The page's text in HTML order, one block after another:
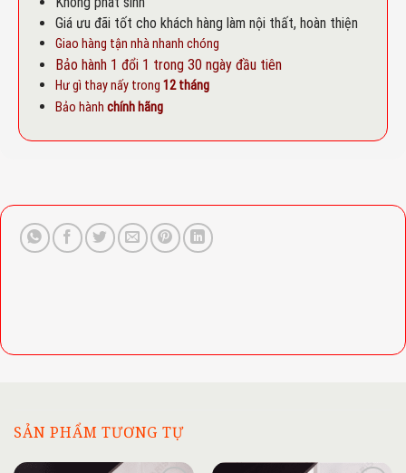
Giá ưu đãi tốt cho khách hàng làm nội thất, hoàn thiện
Giao hàng tận nhà nhanh chóng
Bảo hành 1 đổi 1 trong 30 ngày đầu tiên
Hư gì thay nấy trong 12 tháng
Bảo hành chính hãng
SẢN PHẨM TƯƠNG TỰ